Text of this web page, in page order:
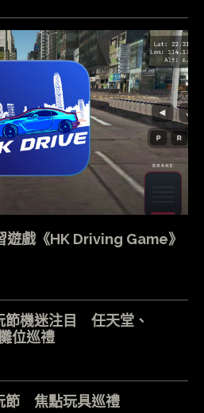
遊戲《HK Driving Game》
節機迷注目 任天堂、
位巡禮
節 焦點玩具巡禮